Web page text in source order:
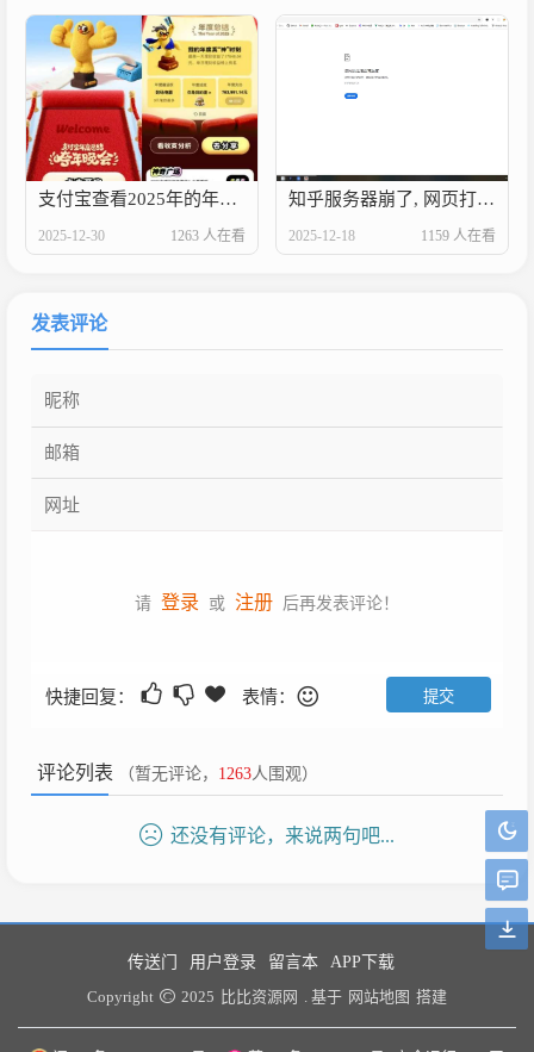
支付宝查看2025年的年度报告
2025-12-30 1263 人在看
知乎服务器崩了, 网页打不开了
2025-12-18 1159 人在看
发表评论
请 登录 或 注册 后再发表评论！
快捷回复： 表情：
评论列表 （暂无评论， 1263人围观）
还没有评论，来说两句吧...
传送门 用户登录 留言本
APP下载
Copyright
2025 比比资源网 . 基于 网站地图 搭建